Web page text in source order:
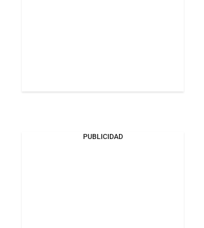
PUBLICIDAD